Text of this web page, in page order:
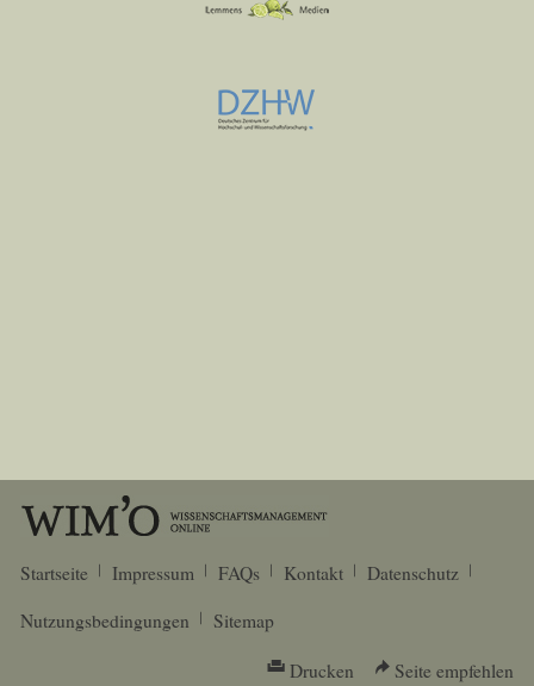
Startseite Impressum FAQs Kontakt
Datenschutz
Nutzungsbedingungen
Sitemap
Drucken Seite empfehlen